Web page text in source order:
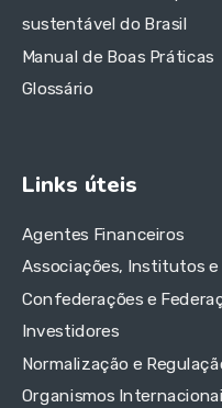
sustentável do Brasil
Manual de Boas Práticas
Glossário
Links úteis
Agentes Financeiros
Associações, Institutos e
Confederações e
Investidores
Normalização e
Organismos